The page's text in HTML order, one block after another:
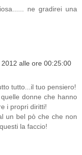
ne gradirei una
alle ore 00:25:00
tutto...il tuo pensiero!
donne che hanno
i propri diritti!
un bel pò che che non
la faccio!